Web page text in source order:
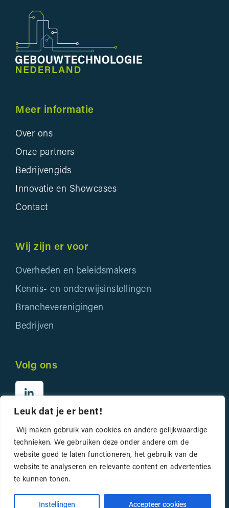
Leuk dat je er bent!
Wij maken gebruik van cookies en andere gelijkwaardige
technieken. We gebruiken deze onder andere om de
website goed te laten functioneren, het gebruik van de
website te analyseren en relevante content en advertenties
te kunnen tonen.
Instellingen Accepteer cookies
Meer informatie
Over ons
Onze partners
Bedrijvengids
Innovatie en Showcases
Contact
Wij zijn er voor
Overheden en beleidsmakers
Kennis- en onderwijsinstellingen
Brancheverenigingen
Bedrijven
Volg ons
Privacyverklaring
Website doorBonsai media